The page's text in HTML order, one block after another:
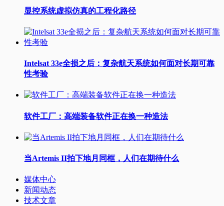
显控系统虚拟仿真的工程化路径
Intelsat 33e全损之后：复杂航天系统如何面对长期可靠
性考验
软件工厂：高端装备软件正在换一种造法
当Artemis II拍下地月同框，人们在期待什么
媒体中心
新闻动态
技术文章